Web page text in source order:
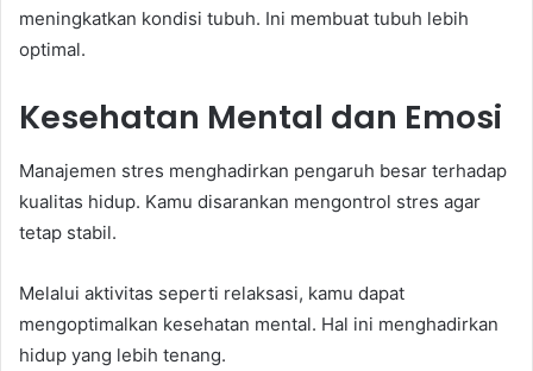
meningkatkan kondisi tubuh. Ini membuat tubuh lebih
optimal.
Kesehatan Mental dan Emosi
Manajemen stres menghadirkan pengaruh besar terhadap
kualitas hidup. Kamu disarankan mengontrol stres agar
tetap stabil.
Melalui aktivitas seperti relaksasi, kamu dapat
mengoptimalkan kesehatan mental. Hal ini menghadirkan
hidup yang lebih tenang.